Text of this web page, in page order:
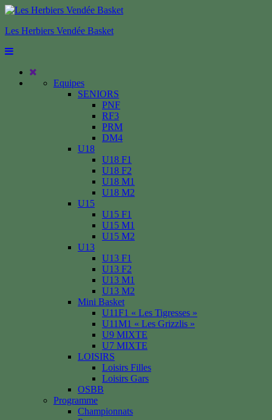
Les Herbiers Vendée Basket
Equipes
SENIORS
PNF
RF3
PRM
DM4
U18
U18 F1
U18 F2
U18 M1
U18 M2
U15
U15 F1
U15 M1
U15 M2
U13
U13 F1
U13 F2
U13 M1
U13 M2
Mini Basket
U11F1 « Les Tigresses »
U11M1 « Les Grizzlis »
U9 MIXTE
U7 MIXTE
LOISIRS
Loisirs Filles
Loisirs Gars
OSBB
Programme
Championnats